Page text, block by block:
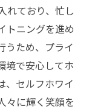
れており、忙し
トニングを進め
うため、プライ
境で安心してホ
、セルフホワイ
々に輝く笑顔を